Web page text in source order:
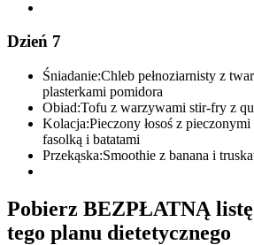
Dzień 7
Śniadanie:Chleb pełnoziarnisty z
plasterkami pomidora
Obiad:Tofu z warzywami stir-fry z
Kolacja:Pieczony łosoś z
fasolką i batatami
Przekąska:Smoothie z banana i
Pobierz BEZPŁATNĄ
tego planu dietetycznego